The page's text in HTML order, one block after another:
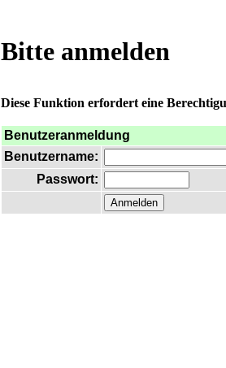
Bitte anmelden
Diese Funktion erfordert eine
Benutzeranmeldung
Benutzername:
Passwort: